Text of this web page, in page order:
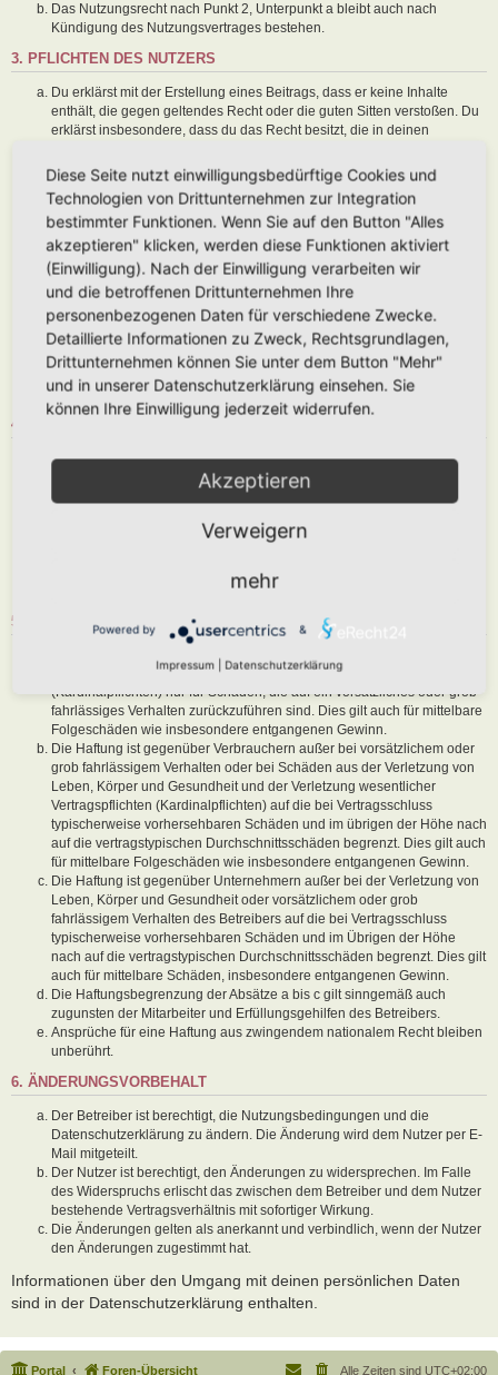
Das Nutzungsrecht nach Punkt 2, Unterpunkt a bleibt auch nach
Kündigung des Nutzungsvertrages bestehen.
3. PFLICHTEN DES NUTZERS
Du erklärst mit der Erstellung eines Beitrags, dass er keine Inhalte
enthält, die gegen geltendes Recht oder die guten Sitten verstoßen. Du
erklärst insbesondere, dass du das Recht besitzt, die in deinen
Der Betreiber des Boards übt das Hausrecht aus. Bei Verstößen gegen
diese Nutzungsbedingungen oder anderer im Board veröffentlichten
Regeln kann der Betreiber dich nach Abmahnung zeitweise oder
dauerhaft von der Nutzung dieses Boards ausschließen und dir ein
Hausverbot erteilen.
Du nimmst zur Kenntnis, dass der Betreiber keine Verantwortung für die
Inhalte von Beiträgen übernimmt, die er nicht selbst erstellt hat oder die
er nicht zur Kenntnis genommen hat. Du gestattest dem Betreiber, dein
Benutzerkonto, Beiträge und Funktionen jederzeit zu löschen oder zu
sperren.
Du gestattest dem Betreiber darüber hinaus, deine Beiträge
abzuändern, sofern sie gegen o. g. Regeln verstoßen oder geeignet
sind, dem Betreiber oder einem Dritten Schaden zuzufügen.
4. GENERAL PUBLIC LICENSE
Du nimmst zur Kenntnis, dass es sich bei phpBB um eine unter der „
GNU General Public License v2“ (GPL) bereitgestellten Foren-Software
von phpBB Limited (
www.phpbb.com
zur Verfügung gestellt. Beide haben keinen Einfluss auf
insbesondere die Verwendung der Software für bestimmte Zwecke nicht
untersagen oder auf Inhalte fremder Foren Einfluss nehmen.
5. GEWÄHRLEISTUNG
Der Betreiber haftet mit Ausnahme der Verletzung von Leben, Körper
und Gesundheit und der Verletzung wesentlicher Vertragspflichten
(Kardinalpflichten) nur für Schäden, die auf ein vorsätzliches oder grob
fahrlässiges Verhalten zurückzuführen sind. Dies gilt auch für mittelbare
Folgeschäden wie insbesondere entgangenen Gewinn.
Die Haftung ist gegenüber Verbrauchern außer bei vorsätzlichem oder
grob fahrlässigem Verhalten oder bei Schäden aus der Verletzung von
Leben, Körper und Gesundheit und der Verletzung wesentlicher
Vertragspflichten (Kardinalpflichten) auf die bei Vertragsschluss
typischerweise vorhersehbaren Schäden und im übrigen der Höhe nach
auf die vertragstypischen Durchschnittsschäden begrenzt. Dies gilt auch
für mittelbare Folgeschäden wie insbesondere entgangenen Gewinn.
Die Haftung ist gegenüber Unternehmern außer bei der Verletzung von
Leben, Körper und Gesundheit oder vorsätzlichem oder grob
fahrlässigem Verhalten des Betreibers auf die bei Vertragsschluss
typischerweise vorhersehbaren Schäden und im Übrigen der Höhe
nach auf die vertragstypischen Durchschnittsschäden begrenzt. Dies gilt
auch für mittelbare Schäden, insbesondere entgangenen Gewinn.
Die Haftungsbegrenzung der Absätze a bis c gilt sinngemäß auch
zugunsten der Mitarbeiter und Erfüllungsgehilfen des Betreibers.
Ansprüche für eine Haftung aus zwingendem nationalem Recht bleiben
unberührt.
6. ÄNDERUNGSVORBEHALT
Der Betreiber ist berechtigt, die Nutzungsbedingungen und die
Datenschutzerklärung zu ändern. Die Änderung wird dem Nutzer per E-
Mail mitgeteilt.
Der Nutzer ist berechtigt, den Änderungen zu widersprechen. Im Falle
des Widerspruchs erlischt das zwischen dem Betreiber und dem Nutzer
bestehende Vertragsverhältnis mit sofortiger Wirkung.
Die Änderungen gelten als anerkannt und verbindlich, wenn der Nutzer
den Änderungen zugestimmt hat.
Informationen über den Umgang mit deinen persönlichen Daten
sind in der Datenschutzerklärung enthalten.
Portal Foren-Übersicht Alle Zeiten sind UTC+02:00
Diese Seite nutzt einwilligungsbedürftige Cookies und
Technologien von Drittunternehmen zur Integration
bestimmter Funktionen. Wenn Sie auf den Button "Alles
akzeptieren" klicken, werden diese Funktionen aktiviert
(Einwilligung). Nach der Einwilligung verarbeiten wir
und die betroffenen Drittunternehmen Ihre
personenbezogenen Daten für verschiedene Zwecke.
Detaillierte Informationen zu Zweck, Rechtsgrundlagen,
Drittunternehmen können Sie unter dem Button "Mehr"
und in unserer Datenschutzerklärung einsehen. Sie
können Ihre Einwilligung jederzeit widerrufen.
Akzeptieren
Verweigern
mehr
Powered by &
Impressum Datenschutzerklärung